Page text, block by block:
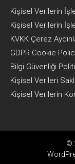
Kişisel Verilerin
Kişisel Verilerin
KVKK Çerez
GDPR Cookie
Bilgi Güvenliği
Kişisel Verileri
Kişisel Verilerin
©